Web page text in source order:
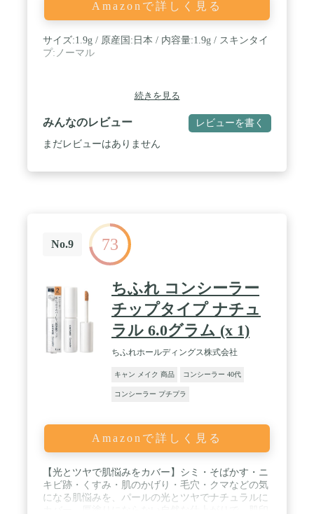
Amazonで詳しく見る
サイズ:1.9g / 原産国:日本 / 内容量:1.9g / スキンタイ
プ:ノーマル
続きを見る
みんなのレビュー レビューを書く
まだレビューはありません
No.9 73
ちふれ コンシーラー
チップタイプ ナチュ
ラル 6.0グラム (x 1)
ちふれホールディングス株式会社
キャン メイク 商品 コンシーラー 40代
コンシーラー プチプラ
Amazonで詳しく見る
【光とツヤで肌悩みをカバー】シミ・そばかす・ニ
キビ跡・くすみ・肌のかげり・毛穴・クマなどの気
になる肌悩みを、パールの光とツヤでナチュラルに